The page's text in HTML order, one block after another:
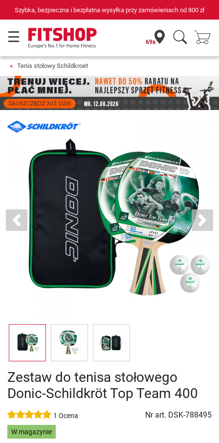
Szybka, bezpieczna i bezpłatna wysyłka przy zamówieniach od 800 zł
69x
Tenis stołowy Schildkroet
Previous Next
Zestaw do tenisa stołowego
Donic-Schildkröt Top Team 400
1 Ocena Nr art. DSK-788495
W magazynie